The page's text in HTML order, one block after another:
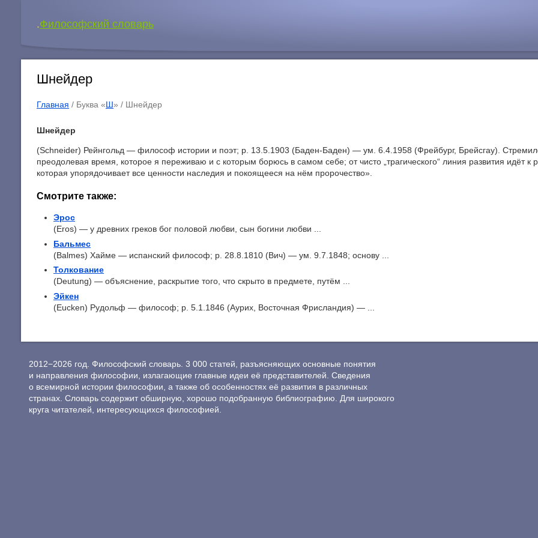
.Философский словарь
Шнейдер
Главная / Буква «Ш» / Шнейдер
Шнейдер
(Schneider) Рейнгольд — философ истории и поэт; р. 13.5.1903 (Баден-Баден) — ум. 6.4.1958 (Фрейбург, Брейсгау).
преодолевая время, которое я переживаю и с которым борюсь в самом себе; от чисто „трагического“ линия развития идёт к
которая упорядочивает все ценности наследия и покоящееся на нём пророчество».
Смотрите также:
Эрос
(Eros) — у древних греков бог половой любви, сын богини любви ...
Бальмес
(Balmes) Хайме — испанский философ; р. 28.8.1810 (Вич) — ум. 9.7.1848; основу ...
Толкование
(Deutung) — объяснение, раскрытие того, что скрыто в предмете, путём ...
Эйкен
(Eucken) Рудольф — философ; р. 5.1.1846 (Аурих, Восточная Фрисландия) — ...
2012−2026 год. Философский словарь. 3 000 статей, разъясняющих основные понятия
и направления философии, излагающие главные идеи её представителей. Сведения
о всемирной истории философии, а также об особенностях её развития в различных
странах. Словарь содержит обширную, хорошо подобранную библиографию. Для широкого
круга читателей, интересующихся философией.